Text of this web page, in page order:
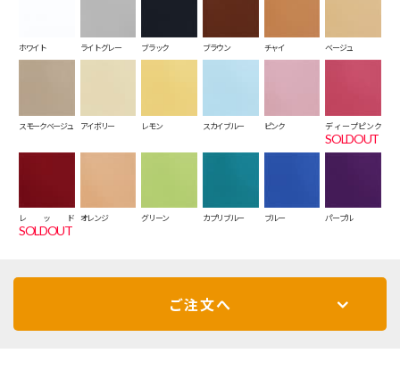
ホワイト ライトグレー ブラック ブラウン チャイ ベージュ
スモークベージュ アイボリー レモン スカイブルー ピンク ディープピンク
SOLDOUT
レッド
SOLDOUT
オレンジ グリーン カプリブルー ブルー パープル
ご注文へ